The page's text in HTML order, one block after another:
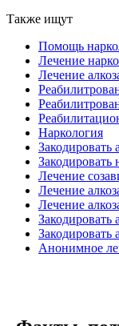
Также ищут
Помощь
Лечение
Лечение
Наркология
Закодировать
Закодировать
Лечение
Лечение
Лечение
Закодировать
Закодировать
Анонимное